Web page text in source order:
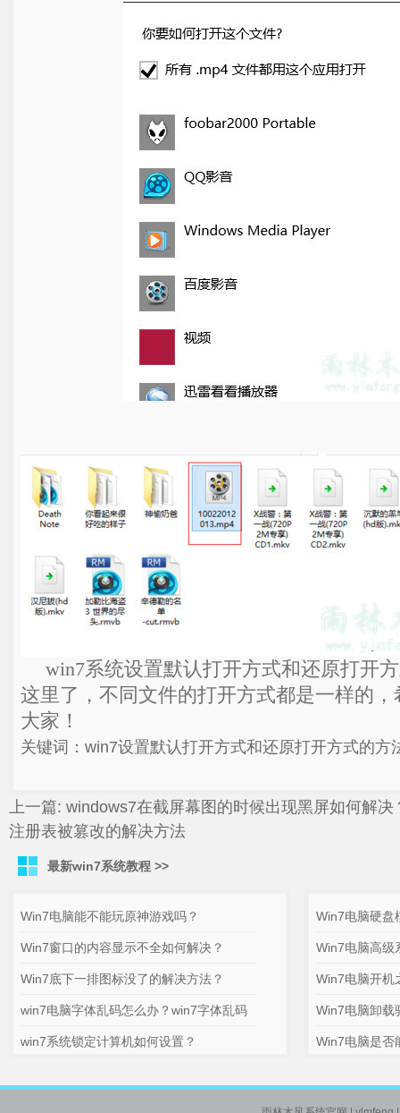
win7系统设置默认打开方式和还原打开
这里了，不同文件的打开方式都是一样的
大家！
关键词：win7设置默认打开方式和还原打开方式的方
上一篇: windows7在截屏幕图的时候出现黑屏如何解决
注册表被篡改的解决方法
最新win7系统教程 >>
Win7电脑能不能玩原神游戏吗？
Win7窗口的内容显示不全如何解决？
Win7底下一排图标没了的解决方法？
win7电脑字体乱码怎么办？win7字体乱码
win7系统锁定计算机如何设置？
Win7电脑硬盘
Win7电脑高级
Win7电脑开机
Win7电脑卸载
Win7电脑是否